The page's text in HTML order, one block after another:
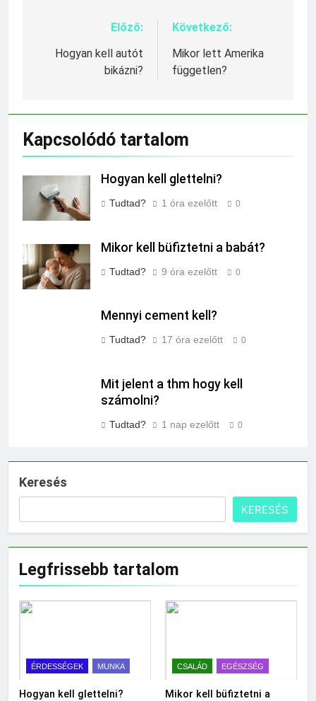
Bejegyzés
navigáció
Előző:
Hogyan kell autót
bikázni?
Következő:
Mikor lett Amerika
független?
Kapcsolódó tartalom
Hogyan kell glettelni?
Tudtad? 1 óra ezelőtt 0
Mikor kell büfiztetni a babát?
Tudtad? 9 óra ezelőtt 0
Mennyi cement kell?
Tudtad? 17 óra ezelőtt 0
Mit jelent a thm hogy kell
számolni?
Tudtad? 1 nap ezelőtt 0
Keresés
KERESÉS
Legfrissebb tartalom
ÉRDESSÉGEK MUNKA
Hogyan kell glettelni?
CSALÁD EGÉSZSÉG
Mikor kell büfiztetni a